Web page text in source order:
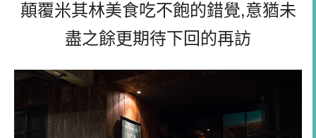
顛覆米其林美食吃不飽的錯覺,意猶未
盡之餘更期待下回的再訪